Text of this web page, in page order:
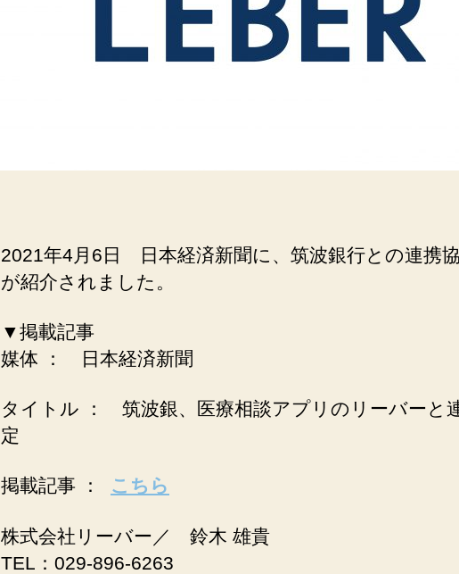
2021年4月6日 日本経済新聞に、筑波銀行との連携
が紹介されました。
▼掲載記事
媒体 ： 日本経済新聞
タイトル ： 筑波銀、医療相談アプリのリーバーと
定
掲載記事 ： こちら
株式会社リーバー／ 鈴木 雄貴
TEL：029-896-6263